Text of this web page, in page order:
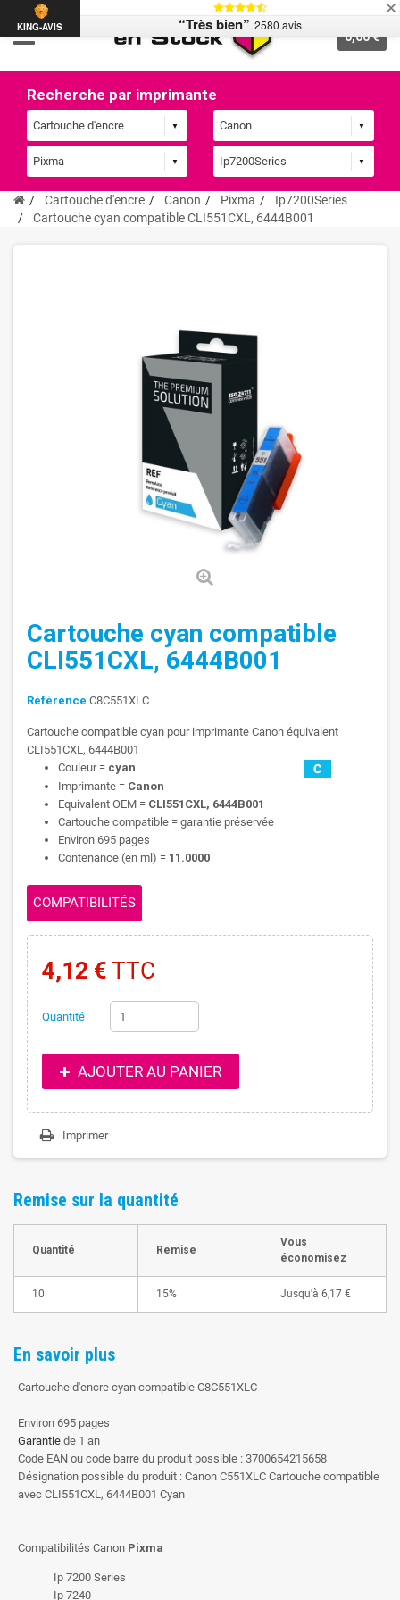
0,00 €
Recherche par imprimante
Cartouche d'encre Canon Pixma
Ip7200Series
Cartouche cyan compatible CLI551CXL, 6444B001
Cartouche cyan compatible
CLI551CXL, 6444B001
Référence C8C551XLC
Cartouche compatible cyan pour imprimante Canon équivalent
CLI551CXL, 6444B001
Couleur = cyan
Imprimante = Canon
Equivalent OEM = CLI551CXL, 6444B001
Cartouche compatible = garantie préservée
Environ 695 pages
Contenance (en ml) = 11.0000
COMPATIBILITÉS
4,12 € TTC
Quantité
AJOUTER AU PANIER
Imprimer
Remise sur la quantité
Quantité Remise
Vous
économisez
10 15% Jusqu'à 6,17 €
En savoir plus
Cartouche d'encre cyan compatible C8C551XLC
Environ 695 pages
Garantie de 1 an
Code EAN ou code barre du produit possible : 3700654215658
Désignation possible du produit : Canon C551XLC Cartouche compatible
avec CLI551CXL, 6444B001 Cyan
Compatibilités Canon Pixma
Ip 7200 Series
Ip 7240
KING-AVIS “Très bien” 2580 avis